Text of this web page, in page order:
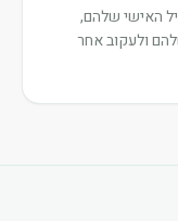
האישי שלהם,
ולעקוב אחר